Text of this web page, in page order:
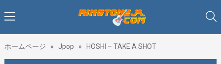
ホームページ » Jpop » HOSHI – TAKE A SHOT